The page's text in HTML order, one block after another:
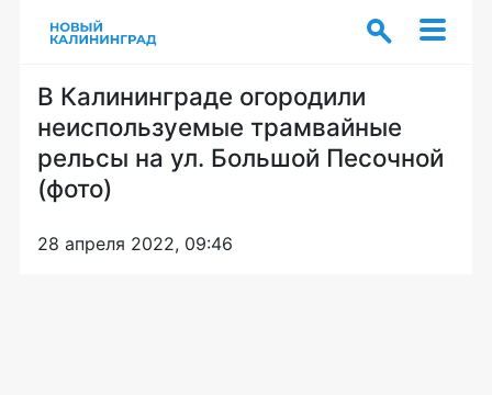
В Калининграде огородили
неиспользуемые трамвайные
рельсы на ул. Большой Песочной
(фото)
28 апреля 2022, 09:46